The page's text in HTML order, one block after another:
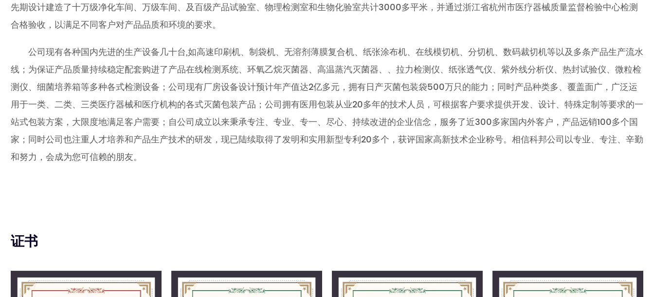
先期设计建造了十万级净化车间、万级车间、及百级产品试验室、物理检测室和生物化验室共计3000多平米，并通过浙江省杭州市医疗器械质量监督检验中心检测
合格验收，以满足不同客户对产品品质和环境的要求。
公司现有各种国内先进的生产设备几十台,如高速印刷机、制袋机、无溶剂薄膜复合机、纸张涂布机、在线模切机、分切机、数码裁切机等以及多条产品生产流水
线；为保证产品质量持续稳定配套购进了产品在线检测系统、环氧乙烷灭菌器、高温蒸汽灭菌器、、拉力检测仪、纸张透气仪、紫外线分析仪、热封试验仪、微粒检
测仪、细菌培养箱等多种各式检测设备；公司现有厂房设备设计预计年产值达2亿多元，拥有日产灭菌包装袋500万只的能力；同时产品种类多、覆盖面广，广泛运
用于一类、二类、三类医疗器械和医疗机构的各式灭菌包装产品；公司拥有医用包装从业20多年的技术人员，可根据客户要求提供开发、设计、特殊定制等要求的一
站式包装方案，大限度地满足客户需要；自公司成立以来秉承专注、专业、专一、尽心、持续改进的企业信念，服务了近300多家国内外客户，产品远销100多个国
家；同时公司也注重人才培养和产品生产技术的研发，现已陆续取得了发明和实用新型专利20多个，获评国家高新技术企业称号。相信科邦公司以专业、专注、辛勤
和努力，会成为您可信赖的朋友。
证书